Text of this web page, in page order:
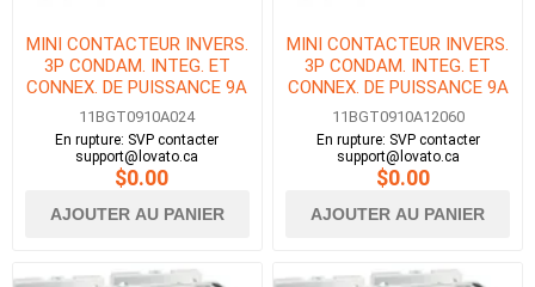
MINI CONTACTEUR INVERS.
3P CONDAM. INTEG. ET
CONNEX. DE PUISSANCE 9A
1NO BOBINE 24V AC
50/60Hz
11BGT0910A024
En rupture: SVP contacter
support@lovato.ca
$0.00
AJOUTER AU PANIER
MINI CONTACTEUR INVERS.
3P CONDAM. INTEG. ET
CONNEX. DE PUISSANCE 9A
1NO BOBINE 120V AC
11BGT0910A12060
En rupture: SVP contacter
support@lovato.ca
$0.00
AJOUTER AU PANIER